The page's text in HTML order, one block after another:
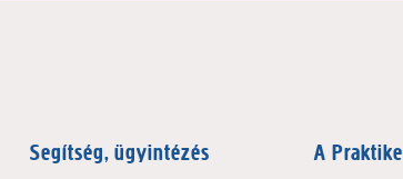
Segítség, ügyintézés A